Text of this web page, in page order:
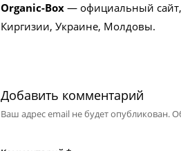
Organic-Box— официальный сайт,
Киргизии, Украине, Молдовы.
Добавить комментарий
Ваш адрес email не будет опубликован.